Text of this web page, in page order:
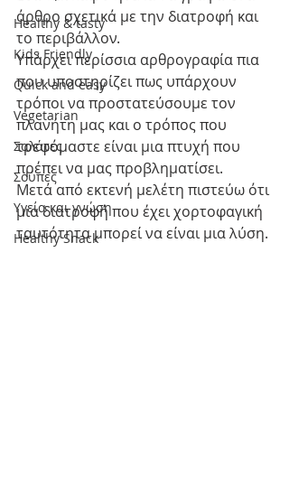
Healthy & tasty
Kids Friendly
Quick and easy
Vegetarian
Σαλάτες
Σούπες
Υγεία και γνώση
Healthy Snack
άρθρο σχετικά με την διατροφή και
το περιβάλλον.
Υπάρχει περίσσια αρθρογραφία πια
που υποστηρίζει πως υπάρχουν
τρόποι να προστατεύσουμε τον
πλανήτη μας και ο τρόπος που
τρεφόμαστε είναι μια πτυχή που
πρέπει να μας προβληματίσει.
Μετά από εκτενή μελέτη πιστεύω ότι
μια διατροφή που έχει χορτοφαγική
ταυτότητα μπορεί να είναι μια λύση.